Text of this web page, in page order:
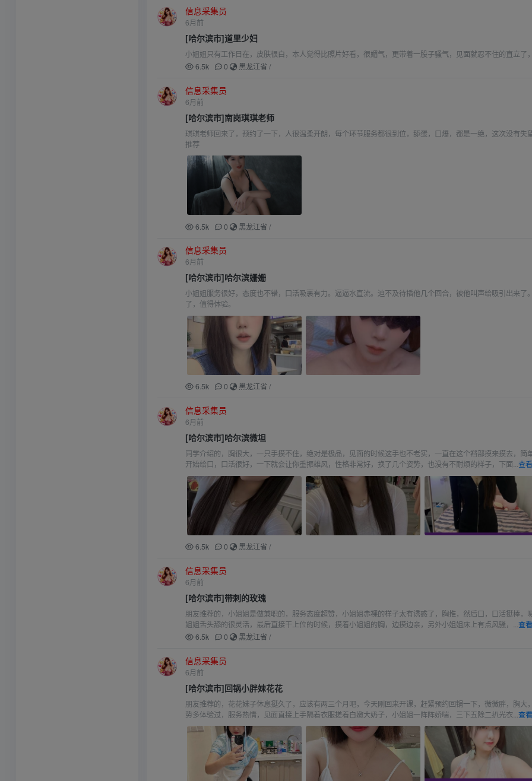
信息采集员
6月前
[哈尔滨市]道里少妇
小姐姐只有工作日在，皮肤很白，本人觉得比照片好看，很媚气，更带着一股子骚气，见面就忍不住的直立了，
6.5k
0 黑龙江省/
信息采集员
6月前
[哈尔滨市]南岗琪琪老师
琪琪老师回来了，预约了一下，人很温柔开朗，每个环节服务都很到位，舔蛋，口爆，都是一绝，这次没有失
推荐
6.5k 0 黑龙江省/
信息采集员
6月前
[哈尔滨市]哈尔滨姗姗
小姐姐服务很好，态度也不错，口活吸裹有力。逼逼水直流。迫不及待插他几个回合，被他叫声给吸引出来了
了，值得体验。
6.5k 0 黑龙江省/
信息采集员
6月前
[哈尔滨市]哈尔滨微坦
同学介绍的，胸很大，一只手摸不住，绝对是极品，见面的时候这手也不老实，一直在这个裆部摸来摸去，简
开始给口，口活很好，一下就会让你重振雄风，性格非常好，换了几个姿势，也没有不耐烦的样子，下面...查
6.5k 0 黑龙江省/
信息采集员
6月前
[哈尔滨市]带刺的玫瑰
朋友推荐的，小姐姐是做兼职的，服务态度超赞，小姐姐赤裸的样子太有诱惑了，胸推，然后口，口活挺棒，
姐姐舌头舔的很灵活，最后直接干上位的时候，摸着小姐姐的胸，边摸边亲，另外小姐姐床上有点风骚，...查
6.5k
0 黑龙江省/
信息采集员
6月前
[哈尔滨市]回锅小胖妹花花
朋友推荐的，花花妹子休息挺久了，应该有两三个月吧，今天刚回来开课，赶紧预约回锅一下，微微胖，胸大
势多体验过，服务热情，见面直接上手隔着衣服搓着白嫩大奶子，小姐姐一阵阵娇喘，三下五除二扒光衣...查